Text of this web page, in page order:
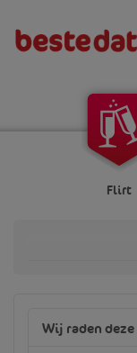
Flirt
Wij raden